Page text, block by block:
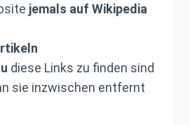
jemals auf Wikipedia
diese Links zu finden sind
sie inzwischen entfernt